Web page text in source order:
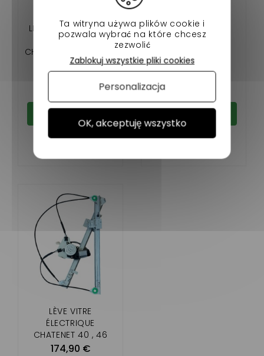
LÈVE-VITRE GAUCHE
ÉLECTRIQUE
CHATENET BAROODER
172,90 €
W magazynie
Dodaj do koszyka
LÈVE VITRE
ÉLECTRIQUE
(COTÉ CONDUCTEUR
)
174,90 €
Dodaj do koszyka
LÈVE VITRE
ÉLECTRIQUE
CHATENET 40 , 46
(COTÉ PASSAGER )
174,90 €
Ta witryna używa plików cookie i
pozwala wybrać na które chcesz
zezwolić
OK, akceptuję wszystko
Zablokuj wszystkie pliki cookies
Personalizacja